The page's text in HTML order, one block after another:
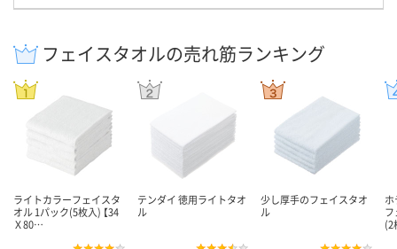
フェイスタオルの売れ筋ランキング
ライトカラーフェイスタ
オル 1パック(5枚入) 【34
Ｘ80…
テンダイ 徳用ライトタオ
ル
少し厚手のフェイスタオ
ル
(2